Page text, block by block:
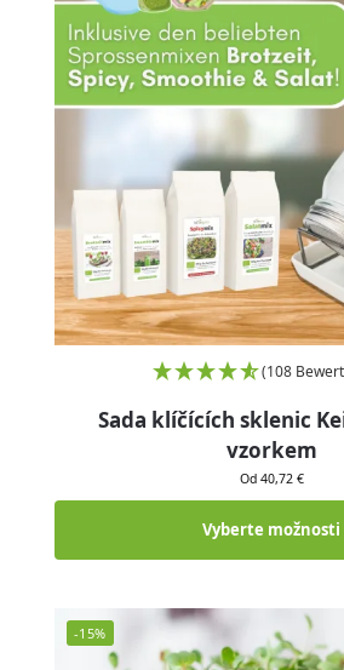
(108
Sada klíčících sklenic
vzorkem
Od 40,72 €
Vyberte možnosti
-15%